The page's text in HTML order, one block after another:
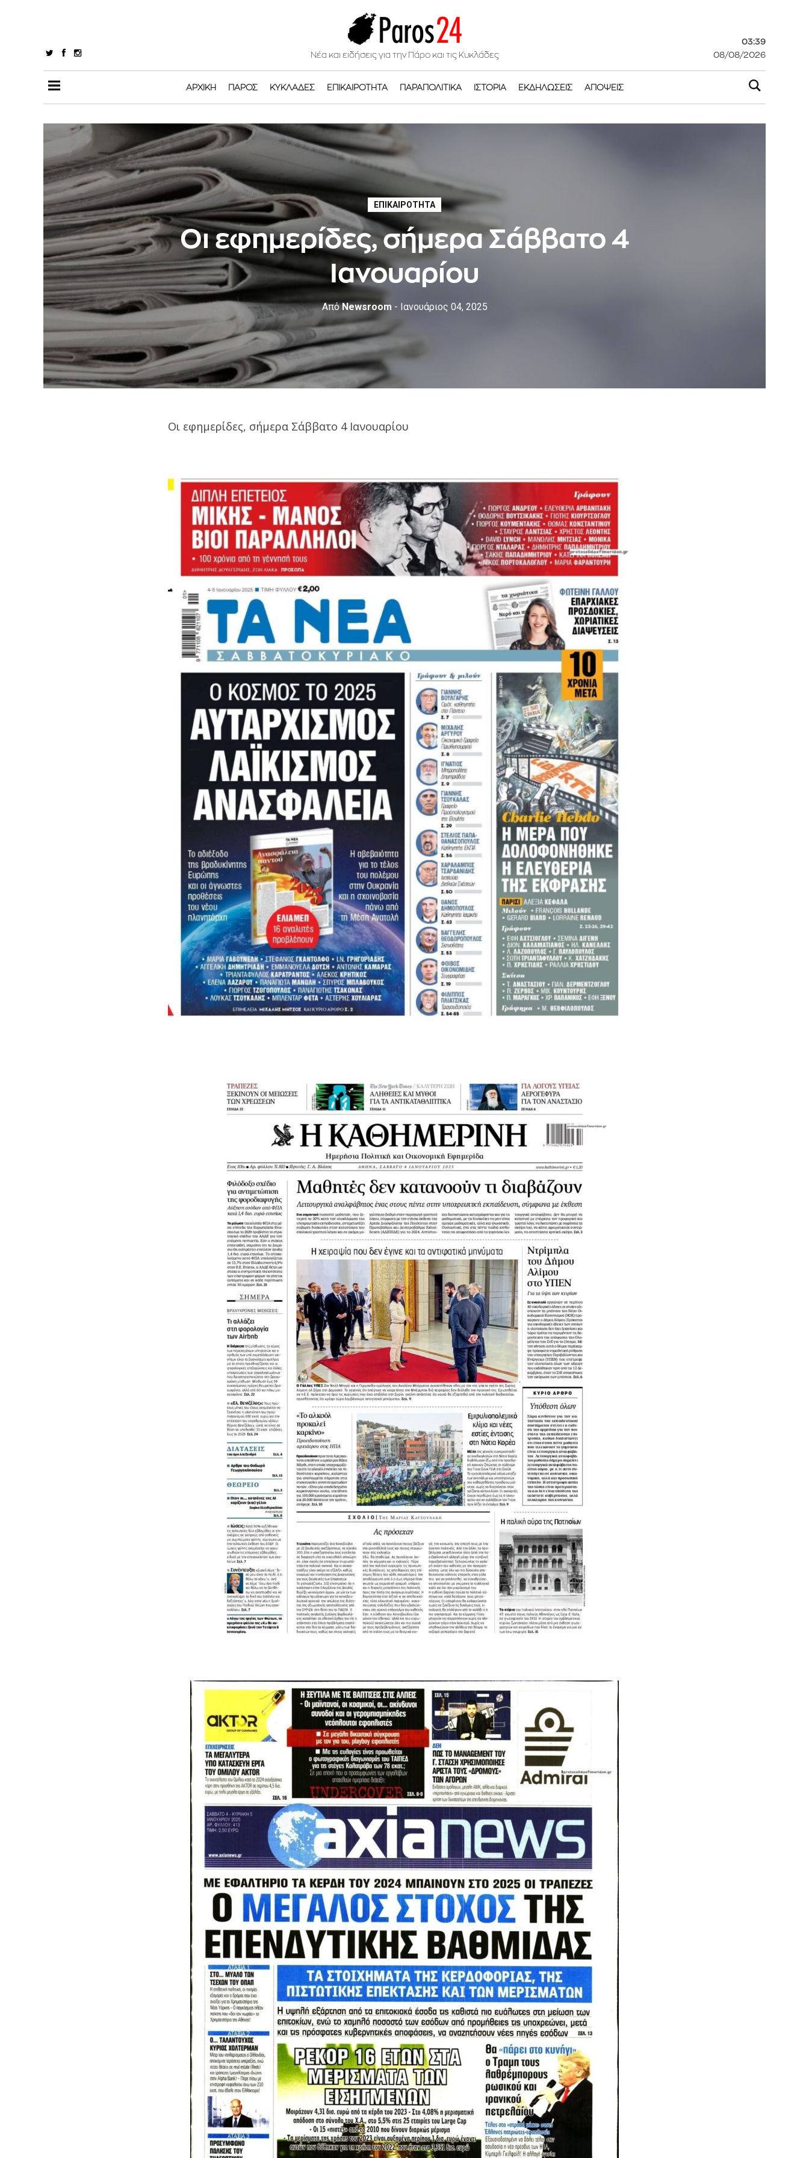
Νέα και ειδήσεις για την Πάρο και τις Κυκλάδες
03:39
08/08/2026
ΑΡΧΙΚΉ ΠΆΡΟΣ ΚΥΚΛΆΔΕΣ ΕΠΙΚΑΙΡΌΤΗΤΑ ΠΑΡΑΠΟΛΙΤΙΚΆ ΙΣΤΟΡΊΑ ΕΚΔΗΛΏΣΕΙΣ ΑΠΌΨΕΙΣ
ΕΠΙΚΑΙΡΌΤΗΤΑ
Oι εφημερίδες, σήμερα Σάββατο 4
Ιανουαρίου
ΑπόNewsroom - Ιανουάριος 04, 2025
Oι εφημερίδες, σήμερα Σάββατο 4 Ιανουαρίου